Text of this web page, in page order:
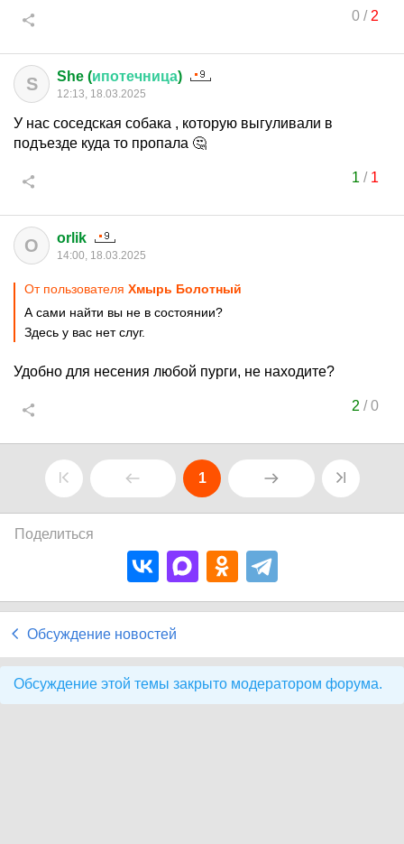
0/ 2
S She (ипотечница)
12:13, 18.03.2025
У нас соседская собака , которую выгуливали в
подъезде куда то пропала 🤔
1 / 1
O orlik
14:00, 18.03.2025
От пользователя Хмырь Болотный
А сами найти вы не в состоянии?
Здесь у вас нет слуг.
Удобно для несения любой пурги, не находите?
2 /0
1
Поделиться
Обсуждение новостей
Обсуждение этой темы закрыто модератором форума.